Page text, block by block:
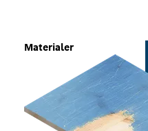
Materialer